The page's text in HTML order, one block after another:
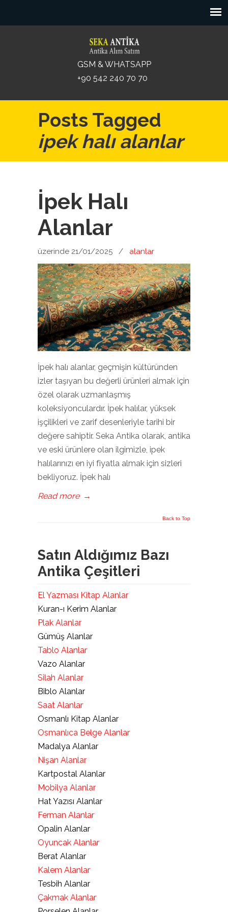
GSM & WHATSAPP
+90 542 240 70 70
Posts Tagged
ipek halı alanlar
İpek Halı
Alanlar
üzerinde 21/01/2025 / alanlar
İpek halı alanlar, geçmişin kültüründen
izler taşıyan bu değerli ürünleri almak için
özel olarak uzmanlaşmış
koleksiyonculardır. İpek halılar, yüksek
işçilikleri ve zarif desenleriyle tarihi bir
değere sahiptir. Seka Antika olarak, antika
ve eski ürünlere olan ilgimizle, ipek
halılarınızı en iyi fiyatla almak için sizleri
bekliyoruz. İpek halı
Read more →
Back to Top
Satın Aldığımız Bazı
Antika Çeşitleri
El Yazması Kitap Alanlar
Kuran-ı Kerim Alanlar
Plak Alanlar
Gümüş Alanlar
Tablo Alanlar
Vazo Alanlar
Silah Alanlar
Biblo Alanlar
Saat Alanlar
Osmanlı Kitap Alanlar
Osmanlıca Belge Alanlar
Madalya Alanlar
Nişan Alanlar
Kartpostal Alanlar
Mobilya Alanlar
Hat Yazısı Alanlar
Ferman Alanlar
Opalin Alanlar
Oyuncak Alanlar
Berat Alanlar
Kalem Alanlar
Tesbih Alanlar
Çakmak Alanlar